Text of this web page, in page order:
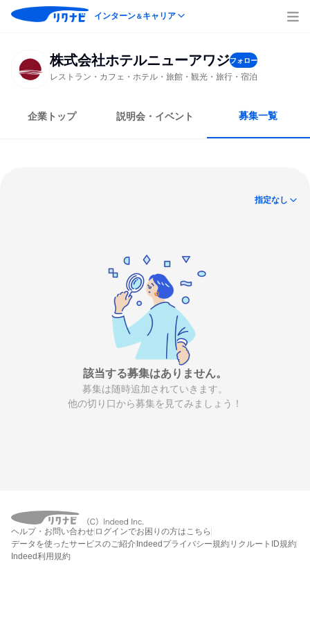
インターン＆キャリア
株式会社ホテルニューアワジフォロー
レストラン・カフェ・ホテル・旅館・観光・旅行・宿泊
企業トップ 説明会・イベント 募集一覧
指定なし
該当する募集はありません。
募集は随時追加されていきます。
他の切り口から募集を見てみましょう！
ヘルプ・お問い合わせ ログインでお困りの方はこちら
データを使ったサービスのご紹介 Indeedプライバシー規約 リクルートID規約
Indeed利用規約